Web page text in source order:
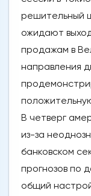
решительный
ожидают
продажам в
направления
В четверг
из-за
банковском
прогнозов по
общий